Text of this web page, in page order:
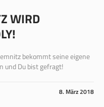
WIRD
bekommt seine eigene
und Du bist gefragt!
8. März 2018